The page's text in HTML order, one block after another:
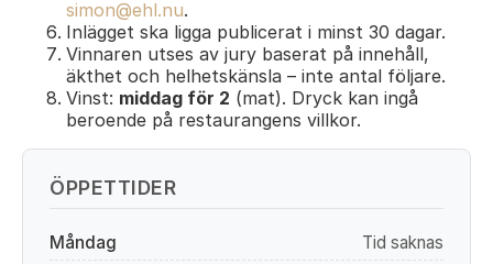
simon@ehl.nu.
Inlägget ska ligga publicerat i minst 30 dagar.
Vinnaren utses av jury baserat på innehåll,
äkthet och helhetskänsla – inte antal följare.
Vinst: middag för 2 (mat). Dryck kan ingå
beroende på restaurangens villkor.
ÖPPETTIDER
Måndag
Tid saknas